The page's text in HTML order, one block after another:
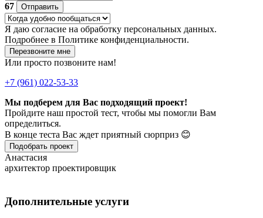
67
Отправить
Я даю согласие на обработку персональных данных.
Подробнее в Политике конфиденциальности.
Перезвоните мне
Или просто позвоните нам!
+7 (961) 022-53-33
Мы подберем для Вас подходящий проект!
Пройдите наш простой тест, чтобы мы помогли Вам
определиться.
В конце теста Вас ждет приятный сюрприз 😊
Подобрать проект
Анастасия
архитектор проектировщик
Дополнительные услуги